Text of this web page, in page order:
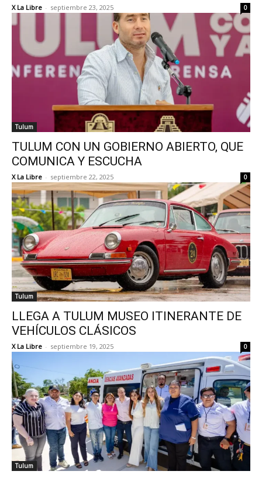
X La Libre - septiembre 23, 2025 0
Tulum
TULUM CON UN GOBIERNO ABIERTO, QUE
COMUNICA Y ESCUCHA
X La Libre - septiembre 22, 2025 0
Tulum
LLEGA A TULUM MUSEO ITINERANTE DE
VEHÍCULOS CLÁSICOS
X La Libre - septiembre 19, 2025 0
Tulum